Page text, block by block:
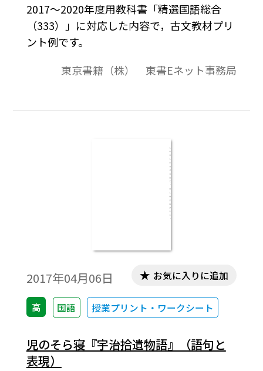
2017～2020年度用教科書「精選国語総合
（333）」に対応した内容で，古文教材プリ
ント例です。
東京書籍（株） 東書Eネット事務局
2017年04月06日
高 国語 授業プリント・ワークシート
お気に入りに追加
児のそら寝『宇治拾遺物語』（語句と
表現）